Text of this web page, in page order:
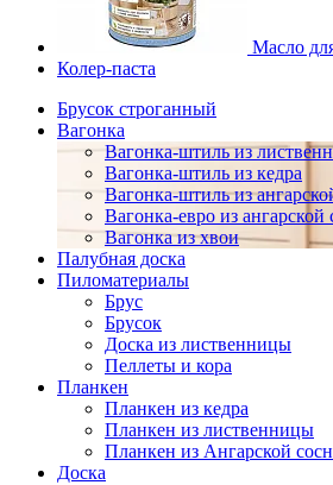
Масло
Колер-паста
Брусок строганный
Вагонка
Вагонка-штиль из
Вагонка-штиль из кедра
Вагонка-штиль из
Вагонка-евро из ангарской
Вагонка из хвои
Палубная доска
Пиломатериалы
Брус
Брусок
Доска из лиственницы
Пеллеты и кора
Планкен
Планкен из кедра
Планкен из лиственницы
Планкен из Ангарской
Доска